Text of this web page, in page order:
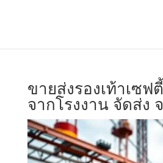
ขายส่งรองเท้าเซฟ
จากโรงงาน จัดส่ง